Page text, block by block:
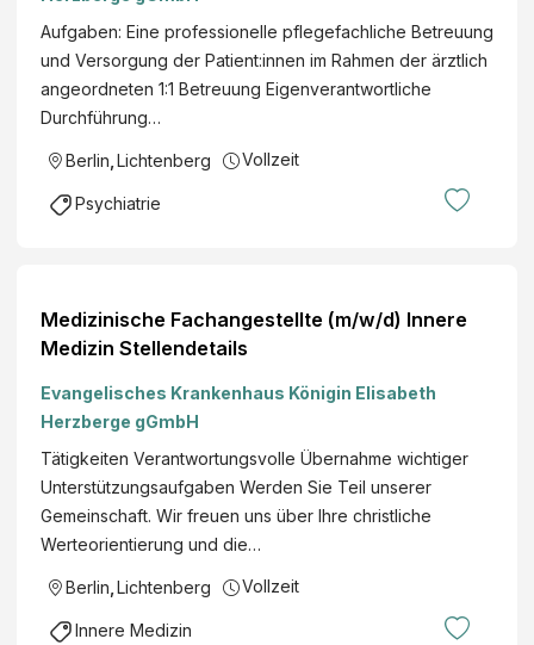
Aufgaben: Eine professionelle pflegefachliche Betreuung
und Versorgung der Patient:innen im Rahmen der ärztlich
angeordneten 1:1 Betreuung Eigenverantwortliche
Durchführung…
Berlin Lichtenberg Vollzeit
Psychiatrie
Medizinische Fachangestellte (m/w/d) Innere
Medizin Stellendetails
Evangelisches Krankenhaus Königin Elisabeth
Herzberge gGmbH
Tätigkeiten Verantwortungsvolle Übernahme wichtiger
Unterstützungsaufgaben Werden Sie Teil unserer
Gemeinschaft. Wir freuen uns über Ihre christliche
Werteorientierung und die…
Berlin Lichtenberg Vollzeit
Innere Medizin